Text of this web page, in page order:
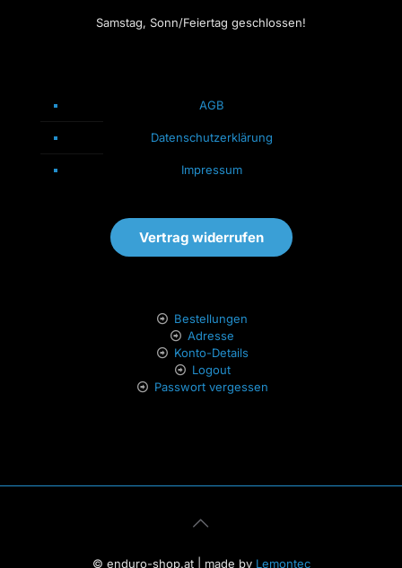
Samstag, Sonn/Feiertag geschlossen!
AGB
Datenschutzerklärung
Impressum
Vertrag widerrufen
Bestellungen
Adresse
Konto-Details
Logout
Passwort vergessen
© enduro-shop.at | made by Lemontec